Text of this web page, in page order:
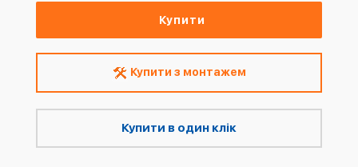
Купити
Купити з монтажем
Купити в один клік